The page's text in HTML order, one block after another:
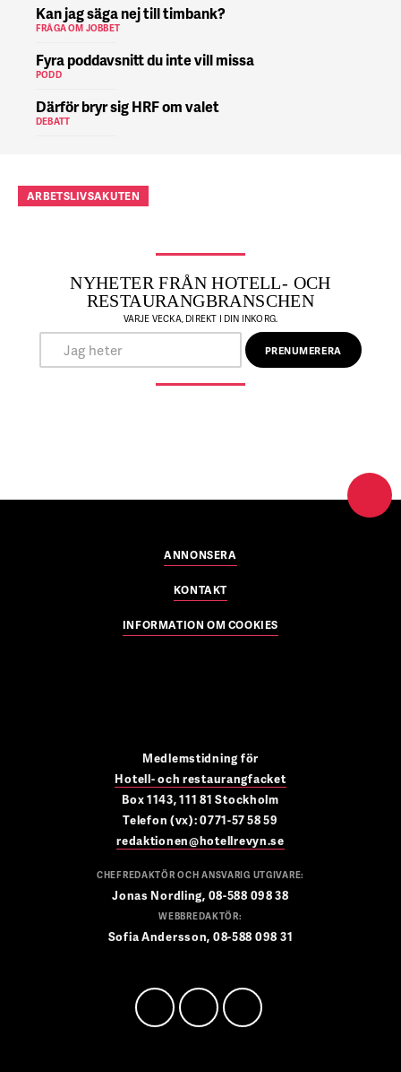
Kan jag säga nej till timbank?
FRÅGA OM JOBBET
Fyra poddavsnitt du inte vill missa
PODD
Därför bryr sig HRF om valet
DEBATT
ARBETSLIVSAKUTEN
NYHETER FRÅN HOTELL- OCH
RESTAURANGBRANSCHEN
VARJE VECKA, DIREKT I DIN INKORG.
ANNONSERA
KONTAKT
INFORMATION OM COOKIES
Medlemstidning för
Hotell- och restaurangfacket
Box 1143, 111 81 Stockholm
Telefon (vx): 0771-57 58 59
redaktionen@hotellrevyn.se
CHEFREDAKTÖR OCH ANSVARIG UTGIVARE:
Jonas Nordling, 08-588 098 38
WEBBREDAKTÖR:
Sofia Andersson, 08-588 098 31